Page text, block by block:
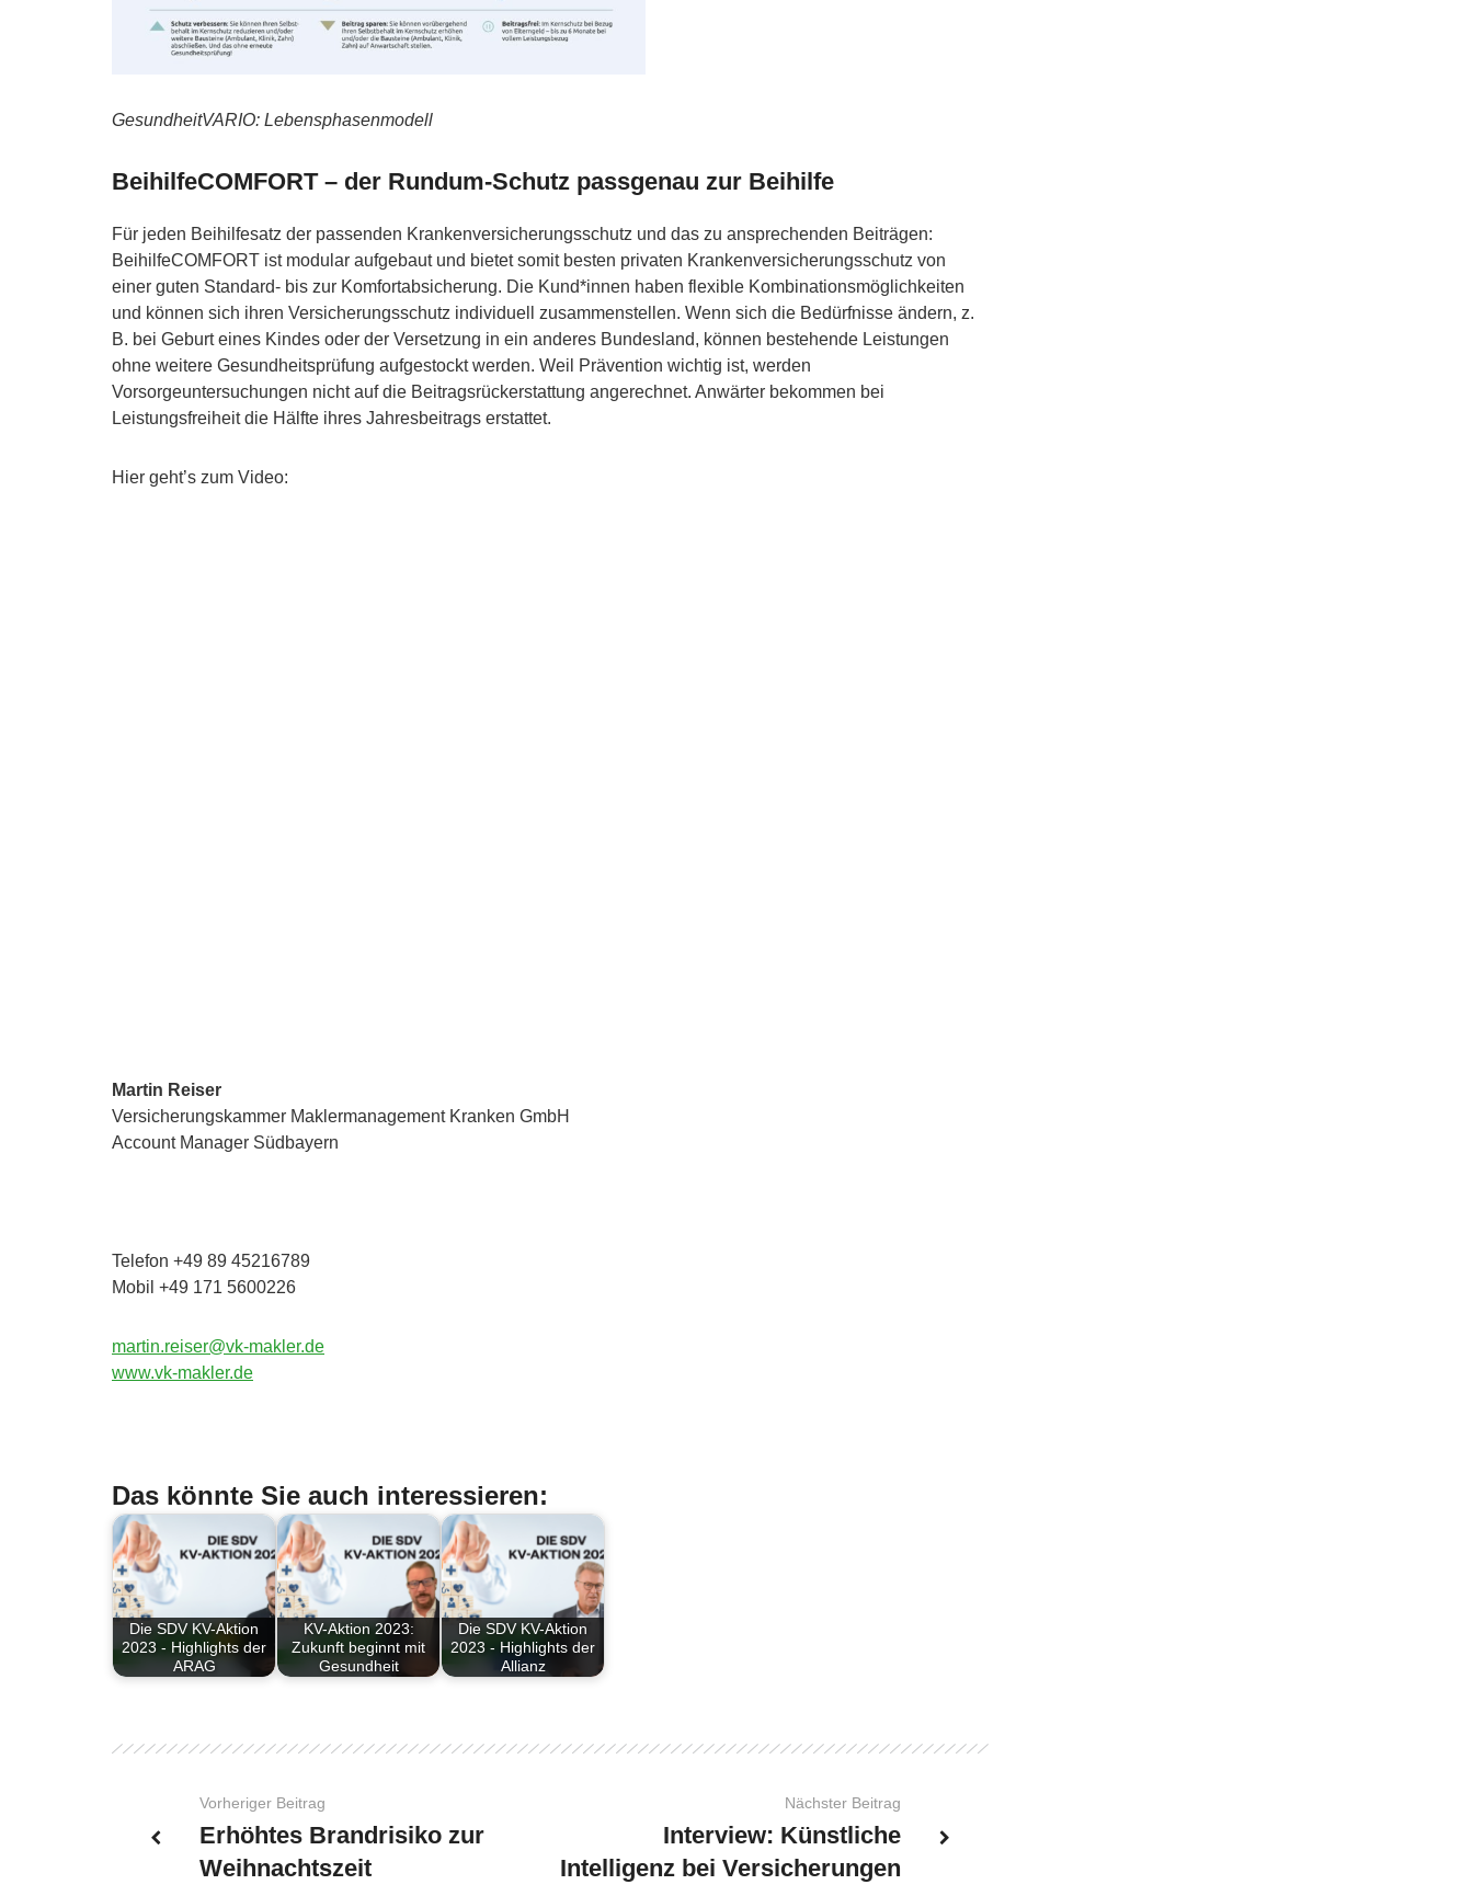
GesundheitVARIO: Lebensphasenmodell
BeihilfeCOMFORT – der Rundum-Schutz passgenau zur Beihilfe
Für jeden Beihilfesatz der passenden Krankenversicherungsschutz und das zu ansprechenden Beiträgen:
BeihilfeCOMFORT ist modular aufgebaut und bietet somit besten privaten Krankenversicherungsschutz von
einer guten Standard- bis zur Komfortabsicherung. Die Kund*innen haben flexible Kombinationsmöglichkeiten
und können sich ihren Versicherungsschutz individuell zusammenstellen. Wenn sich die Bedürfnisse ändern, z.
B. bei Geburt eines Kindes oder der Versetzung in ein anderes Bundesland, können bestehende Leistungen
ohne weitere Gesundheitsprüfung aufgestockt werden. Weil Prävention wichtig ist, werden
Vorsorgeuntersuchungen nicht auf die Beitragsrückerstattung angerechnet. Anwärter bekommen bei
Leistungsfreiheit die Hälfte ihres Jahresbeitrags erstattet.
Hier geht’s zum Video:
Martin Reiser
Versicherungskammer Maklermanagement Kranken GmbH
Account Manager Südbayern
Telefon +49 89 45216789
Mobil +49 171 5600226
martin.reiser@vk-makler.de
www.vk-makler.de
Das könnte Sie auch interessieren:
Die SDV KV-Aktion
2023 - Highlights der
ARAG
KV-Aktion 2023:
Zukunft beginnt mit
Gesundheit
Die SDV KV-Aktion
2023 - Highlights der
Allianz
Vorheriger Beitrag
Erhöhtes Brandrisiko zur
Weihnachtszeit
Nächster Beitrag
Interview: Künstliche
Intelligenz bei Versicherungen